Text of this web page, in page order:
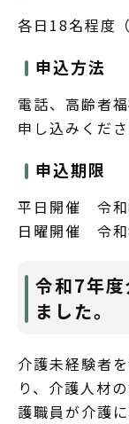
各日18名程度
申込方法
電話、高齢者
申し込みくださ
申込期限
平日開催 令和
日曜開催 令和
令和7年
ました。
介護未経験者
り、介護人材
護職員が介護